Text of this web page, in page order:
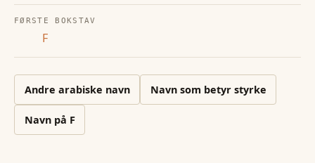
FØRSTE BOKSTAV
F
Andre arabiske navn Navn som betyr styrke
Navn på F